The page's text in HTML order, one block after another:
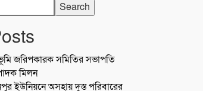
Search
জরিপকারক সমিতির সভাপতি
মিলন
ইউনিয়নে অসহায় দুস্ত পরিবারের